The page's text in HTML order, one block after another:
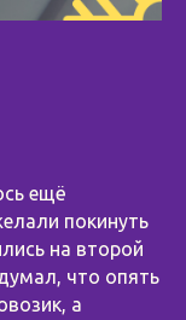
ещё
покинуть
на второй
что опять
а